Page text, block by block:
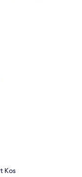
Kos